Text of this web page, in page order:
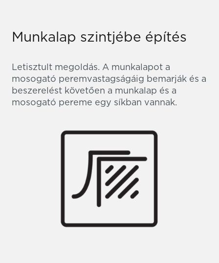
Munkalap szintjébe építés
Letisztult megoldás. A munkalapot a
mosogató peremvastagságáig bemarják és a
beszerelést követően a munkalap és a
mosogató pereme egy síkban vannak.